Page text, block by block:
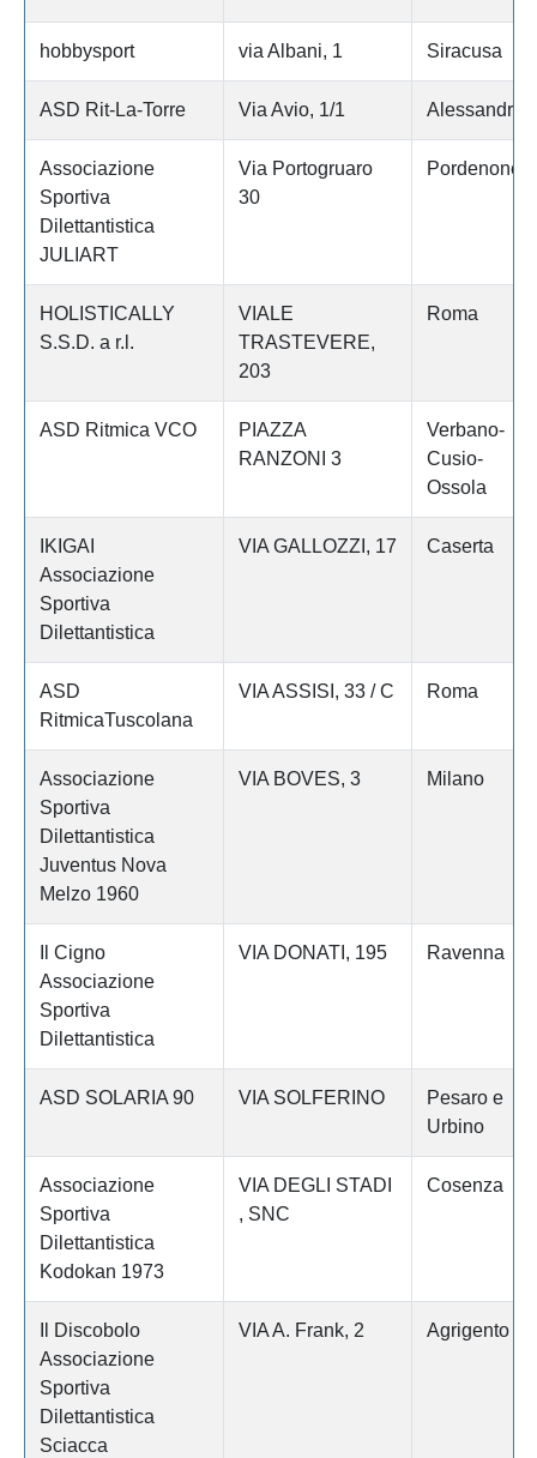
hobbysport via Albani, 1 Siracusa
ASD Rit-La-Torre Via Avio, 1/1 Alessandria
Associazione
Sportiva
Dilettantistica
JULIART
Via Portogruaro
30
Pordenone
HOLISTICALLY
S.S.D. a r.l.
VIALE
TRASTEVERE,
203
Roma
ASD Ritmica VCO
PIAZZA
RANZONI 3
Verbano-
Cusio-
Ossola
IKIGAI
Associazione
Sportiva
Dilettantistica
VIA GALLOZZI, 17 Caserta
ASD
RitmicaTuscolana
VIA ASSISI, 33 / C Roma
Associazione
Sportiva
Dilettantistica
Juventus Nova
Melzo 1960
VIA BOVES, 3 Milano
Il Cigno
Associazione
Sportiva
Dilettantistica
VIA DONATI, 195 Ravenna
ASD SOLARIA 90 VIA SOLFERINO
Pesaro e
Urbino
Associazione
Sportiva
Dilettantistica
Kodokan 1973
VIA DEGLI STADI
, SNC
Cosenza
Il Discobolo
Associazione
Sportiva
Dilettantistica
Sciacca
VIA A. Frank, 2 Agrigento